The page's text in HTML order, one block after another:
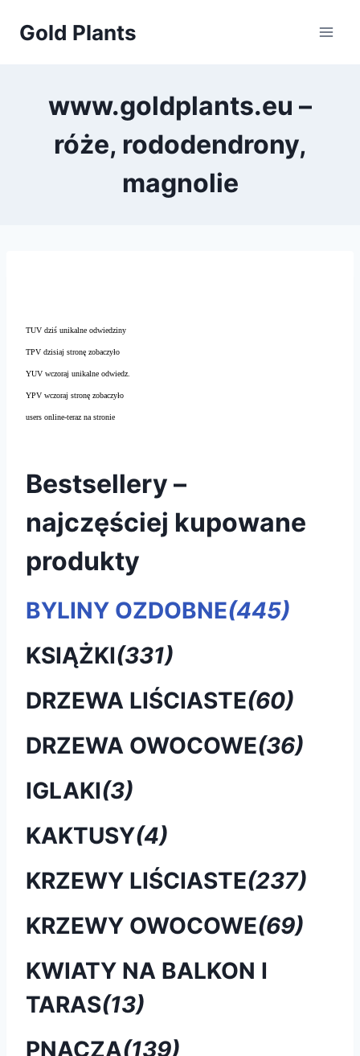
Gold Plants
www.goldplants.eu –
róże, rododendrony,
magnolie
TUV dziś unikalne odwiedziny
TPV dzisiaj stronę zobaczyło
YUV wczoraj unikalne odwiedz.
YPV wczoraj stronę zobaczyło
users online-teraz na stronie
Bestsellery –
najczęściej kupowane
produkty
BYLINY OZDOBNE(445)
KSIĄŻKI(331)
DRZEWA LIŚCIASTE(60)
DRZEWA OWOCOWE(36)
IGLAKI(3)
KAKTUSY(4)
KRZEWY LIŚCIASTE(237)
KRZEWY OWOCOWE(69)
KWIATY NA BALKON I
TARAS(13)
PNĄCZA(139)